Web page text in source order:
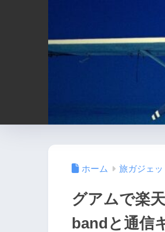
ホーム 旅ガジェッ
グアムで楽
bandと通信